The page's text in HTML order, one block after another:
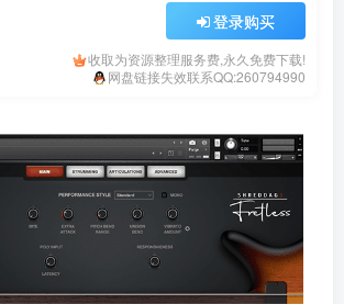
登录购买
收取为资源整理服务费,永久免费下载!
网盘链接失效联系QQ:260794990